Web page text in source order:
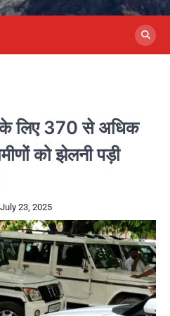
के लिए 370 से अधिक
को झेलनी पड़ी
July 23, 2025